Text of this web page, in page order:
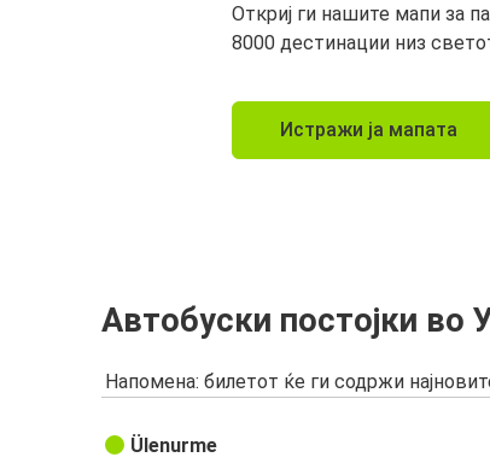
Откриј ги нашите мапи за
8000 дестинации низ
Истражи ја мапата
Автобуски постојки во
Напомена: билетот ќе ги содржи
Ülenurme